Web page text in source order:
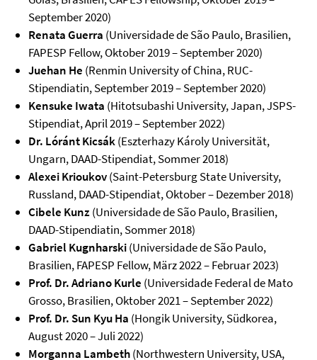
September 2020)
Renata Guerra (Universidade de São Paulo, Brasilien,
FAPESP Fellow, Oktober 2019 – September 2020)
Juehan He (Renmin University of China, RUC-
Stipendiatin, September 2019 – September 2020)
Kensuke Iwata (Hitotsubashi University, Japan, JSPS-
Stipendiat, April 2019 – September 2022)
Dr. Lóránt Kicsák(Eszterhazy Károly Universität,
Ungarn, DAAD-Stipendiat, Sommer 2018)
Alexei Krioukov(Saint-Petersburg State University,
Russland, DAAD-Stipendiat, Oktober – Dezember 2018)
Cibele Kunz(Universidade de São Paulo, Brasilien,
DAAD-Stipendiatin, Sommer 2018)
Gabriel Kugnharski(Universidade de São Paulo,
Brasilien, FAPESP Fellow, März 2022 – Februar 2023)
Prof. Dr. Adriano Kurle (Universidade Federal de Mato
Grosso, Brasilien, Oktober 2021 – September 2022)
Prof. Dr. Sun Kyu Ha (Hongik University, Südkorea,
August 2020 – Juli 2022)
Morganna Lambeth(Northwestern University, USA,